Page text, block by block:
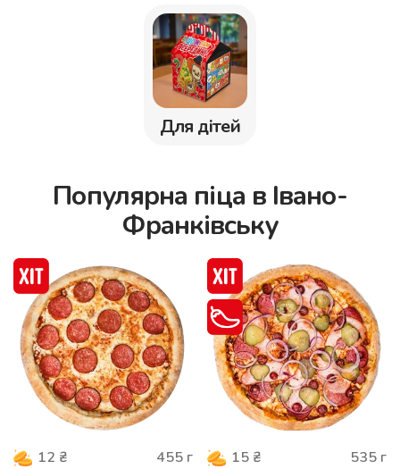
Для дітей
Популярна піца в Івано-
Франківську
12 ₴ 455 г 15 ₴ 535 г